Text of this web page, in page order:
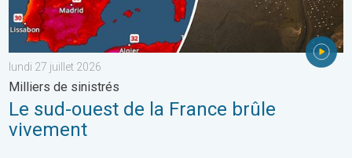
lundi 27 juillet 2026
Milliers de sinistrés
Le sud-ouest de la France brûle
vivement